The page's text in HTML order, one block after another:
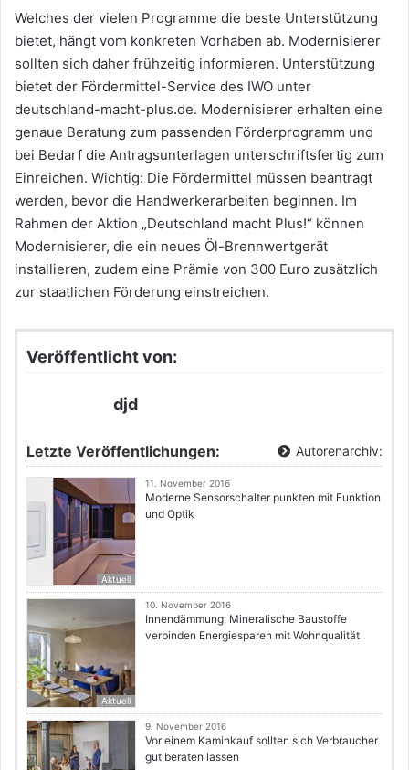
Welches der vielen Programme die beste Unterstützung
bietet, hängt vom konkreten Vorhaben ab. Modernisierer
sollten sich daher frühzeitig informieren. Unterstützung
bietet der Fördermittel-Service des IWO unter
deutschland-macht-plus.de. Modernisierer erhalten eine
genaue Beratung zum passenden Förderprogramm und
bei Bedarf die Antragsunterlagen unterschriftsfertig zum
Einreichen. Wichtig: Die Fördermittel müssen beantragt
werden, bevor die Handwerkerarbeiten beginnen. Im
Rahmen der Aktion „Deutschland macht Plus!“ können
Modernisierer, die ein neues Öl-Brennwertgerät
installieren, zudem eine Prämie von 300 Euro zusätzlich
zur staatlichen Förderung einstreichen.
Veröffentlicht von:
djd
Letzte Veröffentlichungen: Autorenarchiv:
Aktuell
11. November 2016
Moderne Sensorschalter punkten mit Funktion
und Optik
Aktuell
10. November 2016
Innendämmung: Mineralische Baustoffe
verbinden Energiesparen mit Wohnqualität
9. November 2016
Vor einem Kaminkauf sollten sich Verbraucher
gut beraten lassen